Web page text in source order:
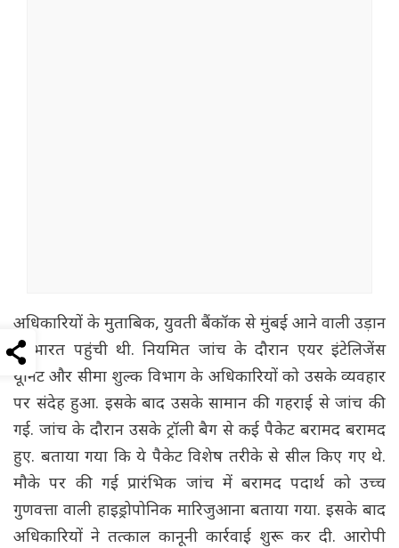
अधिकारियों के मुताबिक, युवती बैंकॉक से मुंबई आने वाली उड़ान
से भारत पहुंची थी. नियमित जांच के दौरान एयर इंटेलिजेंस
यूनिट और सीमा शुल्क विभाग के अधिकारियों को उसके व्यवहार
पर संदेह हुआ. इसके बाद उसके सामान की गहराई से जांच की
गई. जांच के दौरान उसके ट्रॉली बैग से कई पैकेट बरामद बरामद
हुए. बताया गया कि ये पैकेट विशेष तरीके से सील किए गए थे.
मौके पर की गई प्रारंभिक जांच में बरामद पदार्थ को उच्च
गुणवत्ता वाली हाइड्रोपोनिक मारिजुआना बताया गया. इसके बाद
अधिकारियों ने तत्काल कानूनी कार्रवाई शुरू कर दी. आरोपी